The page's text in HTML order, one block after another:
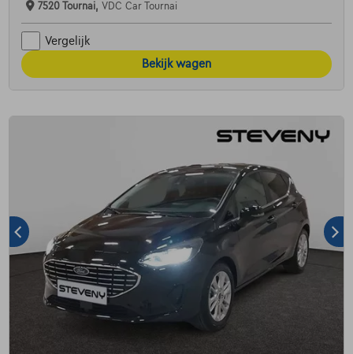
7520 Tournai, VDC Car Tournai
Vergelijk
Bekijk wagen